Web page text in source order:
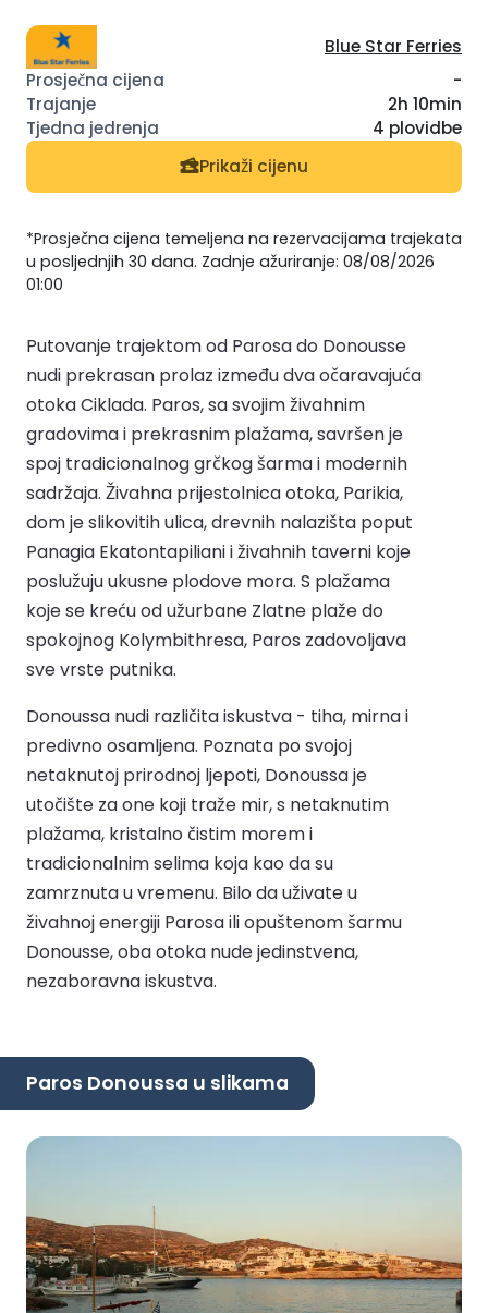
Blue Star Ferries
-
2h 10min
4 plovidbe
Prikaži cijenu
*Prosječna cijena temeljena na rezervacijama trajekata
u posljednjih 30 dana. Zadnje ažuriranje: 08/08/2026
01:00
Putovanje trajektom od Parosa do Donousse
nudi prekrasan prolaz između dva očaravajuća
otoka Ciklada. Paros, sa svojim živahnim
gradovima i prekrasnim plažama, savršen je
spoj tradicionalnog grčkog šarma i modernih
sadržaja. Živahna prijestolnica otoka, Parikia,
dom je slikovitih ulica, drevnih nalazišta poput
Panagia Ekatontapiliani i živahnih taverni koje
poslužuju ukusne plodove mora. S plažama
koje se kreću od užurbane Zlatne plaže do
spokojnog Kolymbithresa, Paros zadovoljava
sve vrste putnika.
Donoussa nudi različita iskustva - tiha, mirna i
predivno osamljena. Poznata po svojoj
netaknutoj prirodnoj ljepoti, Donoussa je
utočište za one koji traže mir, s netaknutim
plažama, kristalno čistim morem i
tradicionalnim selima koja kao da su
zamrznuta u vremenu. Bilo da uživate u
živahnoj energiji Parosa ili opuštenom šarmu
Donousse, oba otoka nude jedinstvena,
nezaboravna iskustva.
Paros Donoussa u slikama